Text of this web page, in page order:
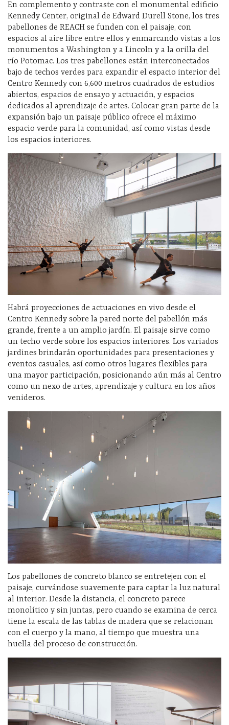
En complemento y contraste con el monumental edificio
Kennedy Center, original de Edward Durell Stone, los tres
pabellones de REACH se funden con el paisaje, con
espacios al aire libre entre ellos y enmarcando vistas a los
monumentos a Washington y a Lincoln y a la orilla del
río Potomac. Los tres pabellones están interconectados
bajo de techos verdes para expandir el espacio interior del
Centro Kennedy con 6,600 metros cuadrados de estudios
abiertos, espacios de ensayo y actuación, y espacios
dedicados al aprendizaje de artes. Colocar gran parte de la
expansión bajo un paisaje público ofrece el máximo
espacio verde para la comunidad, así como vistas desde
los espacios interiores.
Habrá proyecciones de actuaciones en vivo desde el
Centro Kennedy sobre la pared norte del pabellón más
grande, frente a un amplio jardín. El paisaje sirve como
un techo verde sobre los espacios interiores. Los variados
jardines brindarán oportunidades para presentaciones y
eventos casuales, así como otros lugares flexibles para
una mayor participación, posicionando aún más al Centro
como un nexo de artes, aprendizaje y cultura en los años
venideros.
Los pabellones de concreto blanco se entretejen con el
paisaje, curvándose suavemente para captar la luz natural
al interior. Desde la distancia, el concreto parece
monolítico y sin juntas, pero cuando se examina de cerca
tiene la escala de las tablas de madera que se relacionan
con el cuerpo y la mano, al tiempo que muestra una
huella del proceso de construcción.